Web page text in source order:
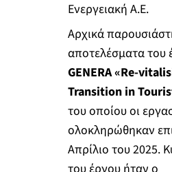
Ενεργειακή Α.Ε.
Αρχικά
αποτελέσματα του
GENERA «Re-
Transition in
του οποίου οι
ολοκληρώθηκαν
Απρίλιο του 2025.